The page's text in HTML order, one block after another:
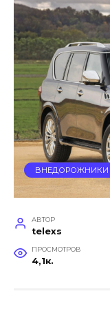
ВНЕДОРОЖНИКИ
АВТОР
telexs
ПРОСМОТРОВ
4,1к.